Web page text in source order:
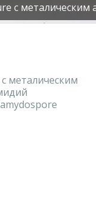
с металическим
металическим